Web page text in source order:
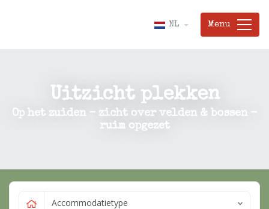
NL Menu
Uitzicht plekken
Op het zuiden - zicht over velden & bossen -
ruim opgezet
Accommodatietype